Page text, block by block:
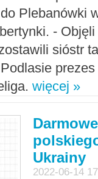
Plebanówki
-
sióstr
więcej »
Ukrainy
2022-06-14